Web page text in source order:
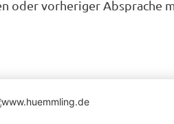
oder vorheriger Absprache